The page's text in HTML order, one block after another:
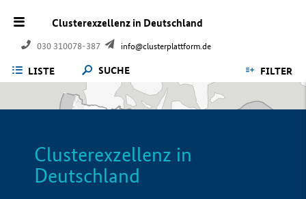
Clusterexzellenz in Deutschland
030 310078-387 info@clusterplattform.de
LISTE SUCHE FILTER
Clusterexzellenz in
Deutschland